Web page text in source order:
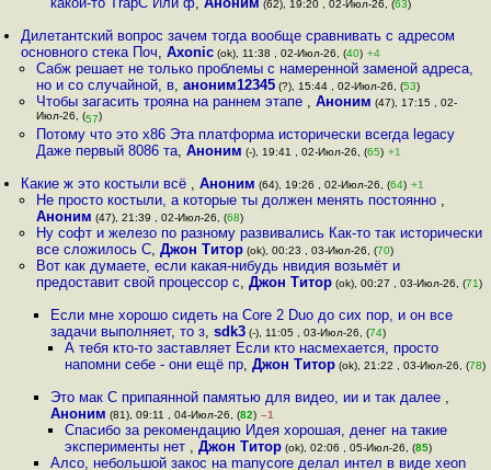
(62), 19:20 , 02-Июл-26, (63)
Дилетантский вопрос зачем тогда вообще сравнивать с адресом
основного стека Поч,Axonic (ok), 11:38 , 02-Июл-26, (40) +4
Сабж решает не только проблемы с намеренной заменой адреса,
но и со случайной, в, аноним12345(?), 15:44 , 02-Июл-26, (53)
Чтобы загасить трояна на раннем этапе , Аноним (47), 17:15 , 02-
Июл-26, (57)
Потому что это x86 Эта платформа исторически всегда legacy
Даже первый 8086 та, Аноним (-), 19:41 , 02-Июл-26, (65) +1
Какие ж это костыли всё ,Аноним (64), 19:26 , 02-Июл-26, (64) +1
Не просто костыли, а которые ты должен менять постоянно ,
Аноним (47), 21:39 , 02-Июл-26, (68)
Ну софт и железо по разному развивались Как-то так исторически
все сложилось С, Джон Титор(ok), 00:23 , 03-Июл-26, (70)
Вот как думаете, если какая-нибудь нвидия возьмёт и
предоставит свой процессор с, Джон Титор(ok), 00:27 , 03-Июл-26, (71)
Если мне хорошо сидеть на Core 2 Duo до сих пор, и он все
задачи выполняет, то з, sdk3(-), 11:05 , 03-Июл-26, (74)
А тебя кто-то заставляет Если кто насмехается, просто
напомни себе - они ещё пр,Джон Титор (ok), 21:22 , 03-Июл-26, (78)
Это мак С припаянной памятью для видео, ии и так далее ,
Аноним (81), 09:11 , 04-Июл-26, (82) –1
Спасибо за рекомендацию Идея хорошая, денег на такие
эксперименты нет ,Джон Титор (ok), 02:06 , 05-Июл-26, (85)
Алсо, небольшой закос на manycore делал интел в виде xeon